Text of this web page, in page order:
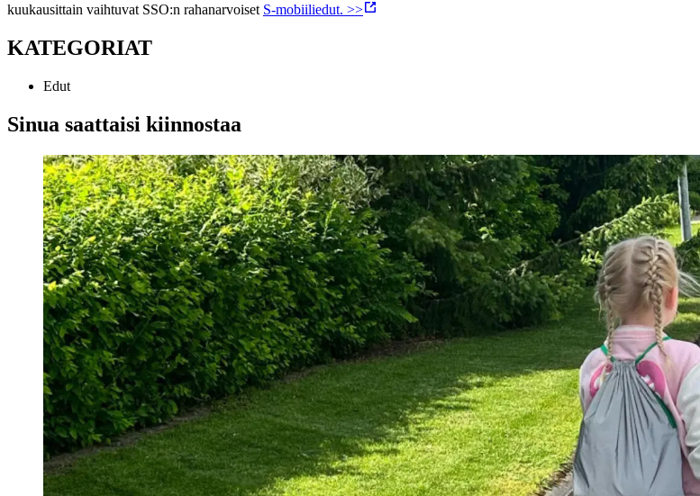
kuukausittain vaihtuvat SSO:n rahanarvoiset S-mobiiliedut. >>
KATEGORIAT
Edut
Sinua saattaisi kiinnostaa